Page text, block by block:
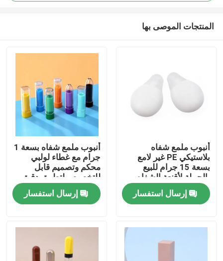
المنتجات الموصى بها
أنبوب ملمع شفاه
بلاستيكي PE غير لامع
بسعة 15 جرام للبيع
بالجملة لأقنعة الشفاه
وتعبئة مستحضرات
التجميلإرسال استفسار
أنبوب ملمع شفاه بسعة 1
جرام مع غطاء لولبي
محكم وتصميم قابل
للتخصيص لتطبيق دقيق
إرسال استفسار